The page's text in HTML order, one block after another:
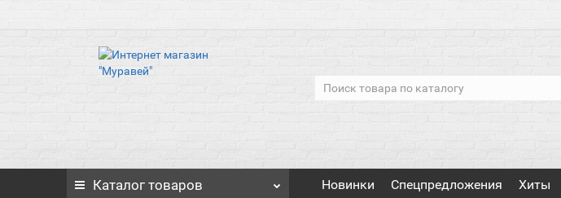
Каталог товаров Новинки Спецпредложения Хиты